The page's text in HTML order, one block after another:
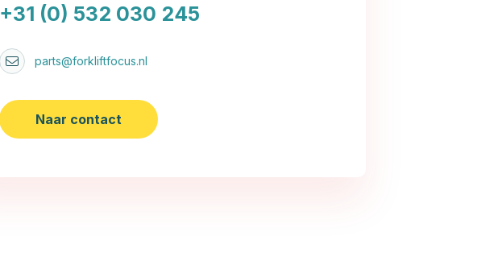
+31 (0) 532 030 245
parts@forkliftfocus.nl
Naar contact